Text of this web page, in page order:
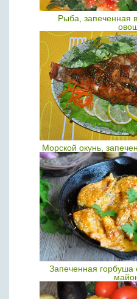
Рыба, запеченная
Морской окунь,
Запеченная